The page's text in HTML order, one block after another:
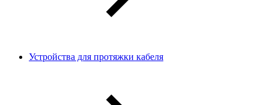
Устройства для протяжки кабеля